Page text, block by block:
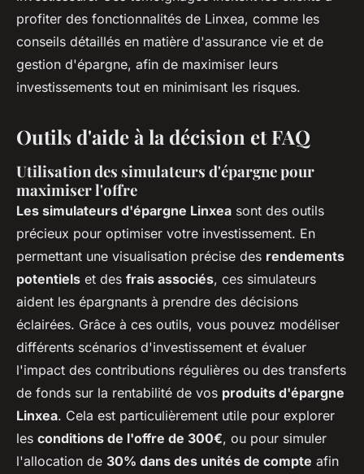
profiter des fonctionnalités de Linxea, comme les
conseils détaillés en matière d'assurance vie et de
gestion d'épargne, afin de maximiser leurs
investissements tout en minimisant les risques.
Outils d'aide à la décision et FAQ
Utilisation des simulateurs d'épargne pour
maximiser l'offre
Les simulateurs d'épargne Linxea sont des outils
précieux pour optimiser votre investissement. En
permettant une visualisation précise des rendements
potentiels et des frais associés, ces simulateurs
aident les épargnants à prendre des décisions
éclairées. Grâce à ces outils, vous pouvez modéliser
différents scénarios d'investissement et évaluer
l'impact des contributions régulières ou des transferts
de fonds sur la rentabilité de vos produits d'épargne
Linxea. Cela est particulièrement utile pour explorer
les conditions de l'offre de 300€, ou pour simuler
l'allocation de 30% dans des unités de compte afin